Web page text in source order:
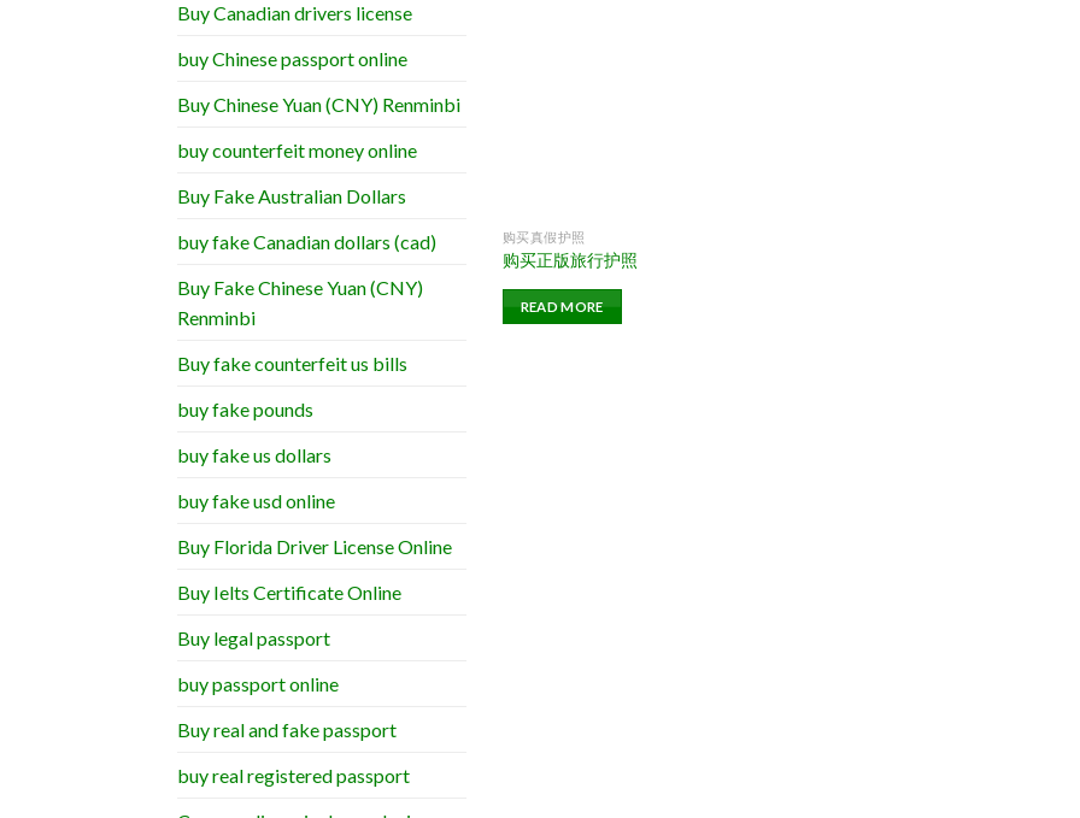
Buy Canadian drivers license
buy Chinese passport online
Buy Chinese Yuan (CNY) Renminbi
buy counterfeit money online
Buy Fake Australian Dollars
buy fake Canadian dollars (cad)
Buy Fake Chinese Yuan (CNY)
Renminbi
Buy fake counterfeit us bills
buy fake pounds
buy fake us dollars
buy fake usd online
Buy Florida Driver License Online
Buy Ielts Certificate Online
Buy legal passport
buy passport online
Buy real and fake passport
buy real registered passport
购买真假护照
购买正版旅行护照
READ MORE